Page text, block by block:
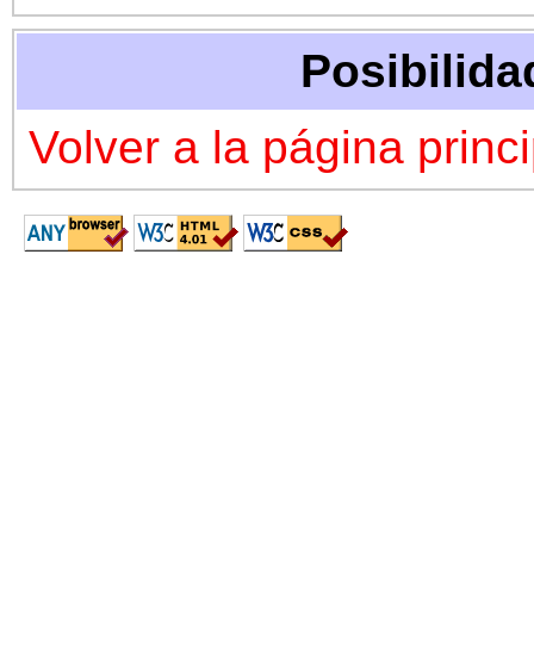
Volver a la página